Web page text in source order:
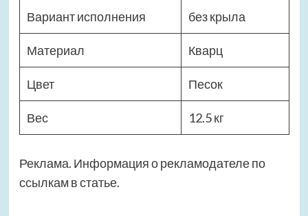
Вариант исполнения без крыла
Материал Кварц
Цвет Песок
Вес 12.5 кг
Реклама. Информация о рекламодателе по
ссылкам в статье.